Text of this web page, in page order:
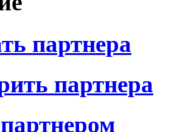
партнера
партнера